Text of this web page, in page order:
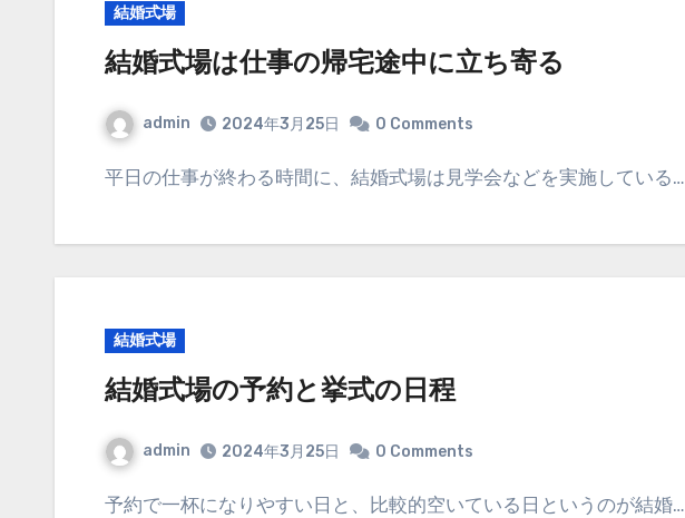
結婚式場
結婚式場は仕事の帰宅途中に立ち寄る
admin 2024年3月25日 0 Comments
平日の仕事が終わる時間に、結婚式場は見学会などを実施している…
結婚式場
結婚式場の予約と挙式の日程
admin 2024年3月25日 0 Comments
予約で一杯になりやすい日と、比較的空いている日というのが結婚…